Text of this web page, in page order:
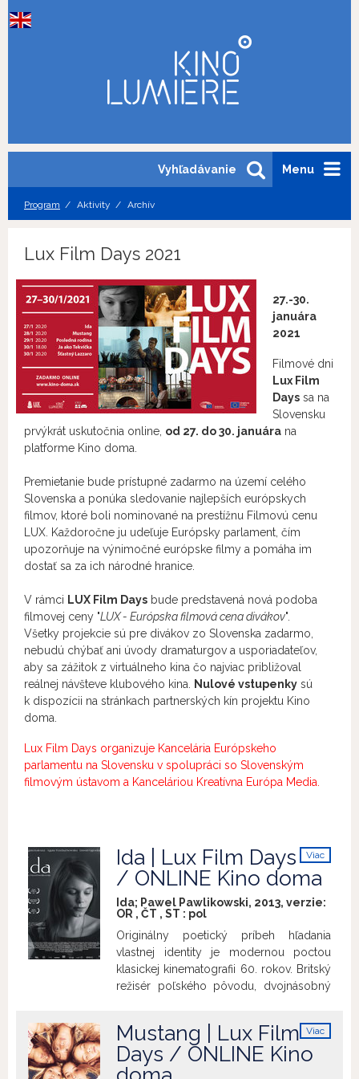
Menu
Vyhľadávanie
Program Aktivity Archív
Lux Film Days 2021
27.-30.
januára
2021
Filmové dni
Lux Film
Days sa na
Slovensku
prvýkrát uskutočnia online, od 27. do 30. januára na
platforme Kino doma.
Premietanie bude prístupné zadarmo na území celého
Slovenska a ponúka sledovanie najlepších európskych
filmov, ktoré boli nominované na prestížnu Filmovú cenu
LUX. Každoročne ju udeľuje Európsky parlament, čím
upozorňuje na výnimočné európske filmy a pomáha im
dostať sa za ich národné hranice.
V rámci LUX Film Days bude predstavená nová podoba
filmovej ceny "LUX - Európska filmová cena divákov".
Všetky projekcie sú pre divákov zo Slovenska zadarmo,
nebudú chýbať ani úvody dramaturgov a usporiadateľov,
aby sa zážitok z virtuálneho kina čo najviac približoval
reálnej návšteve klubového kina.
Nulové vstupenky sú
k dispozícii na stránkach partnerských kín projektu Kino
doma.
Lux Film Days organizuje Kancelária Európskeho
parlamentu na Slovensku v spolupráci so Slovenským
filmovým ústavom a Kanceláriou Kreatívna Európa Media.
Viac
Ida | Lux Film Days
/ ONLINE Kino doma
Ida; Pawel Pawlikowski, 2013, verzie:
OR , ČT , ST : pol
Originálny poetický príbeh hľadania
vlastnej identity je modernou poctou
klasickej kinematografii 60. rokov. Britský
režisér poľského pôvodu, dvojnásobný
Osemnásťročná novicka Anna sa
onedlho stane mníškou, musí však
naposledy navštíviť svoju jedinú žijúcu
Viac
Mustang | Lux Film
Days / ONLINE Kino